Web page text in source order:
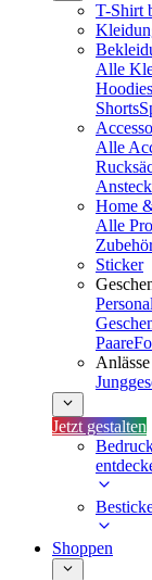
T-Shirt
Alle
Hoodies
Shorts
Alle
Home
Alle
Sticker
Paare
Anlässe
Jetzt gestalten
Shoppen